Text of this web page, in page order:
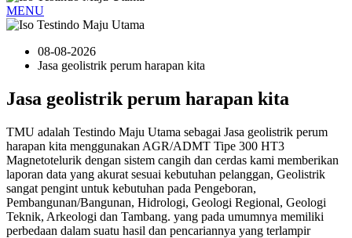
MENU
08-08-2026
Jasa geolistrik perum harapan kita
Jasa geolistrik perum harapan kita
TMU adalah Testindo Maju Utama sebagai Jasa geolistrik perum
harapan kita menggunakan AGR/ADMT Tipe 300 HT3
Magnetotelurik dengan sistem cangih dan cerdas kami memberikan
laporan data yang akurat sesuai kebutuhan pelanggan, Geolistrik
sangat pengint untuk kebutuhan pada Pengeboran,
Pembangunan/Bangunan, Hidrologi, Geologi Regional, Geologi
Teknik, Arkeologi dan Tambang. yang pada umumnya memiliki
perbedaan dalam suatu hasil dan pencariannya yang terlampir